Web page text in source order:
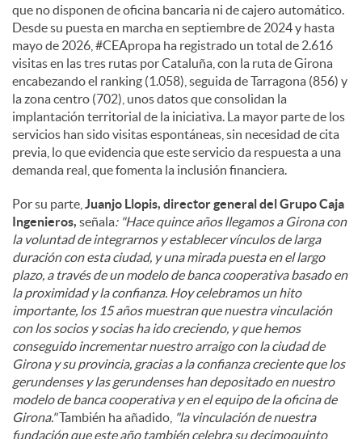
que no disponen de oficina bancaria ni de cajero automático.
Desde su puesta en marcha en septiembre de 2024 y hasta
mayo de 2026, #CEApropa ha registrado un total de 2.616
visitas en las tres rutas por Cataluña, con la ruta de Girona
encabezando el ranking (1.058), seguida de Tarragona (856) y
la zona centro (702), unos datos que consolidan la
implantación territorial de la iniciativa. La mayor parte de los
servicios han sido visitas espontáneas, sin necesidad de cita
previa, lo que evidencia que este servicio da respuesta a una
demanda real, que fomenta la inclusión financiera.
Por su parte, Juanjo Llopis, director general del Grupo Caja
Ingenieros, señala: "Hace quince años llegamos a Girona con
la voluntad de integrarnos y establecer vínculos de larga
duración con esta ciudad, y una mirada puesta en el largo
plazo, a través de un modelo de banca cooperativa basado en
la proximidad y la confianza. Hoy celebramos un hito
importante, los 15 años muestran que nuestra vinculación
con los socios y socias ha ido creciendo, y que hemos
conseguido incrementar nuestro arraigo con la ciudad de
Girona y su provincia, gracias a la confianza creciente que los
gerundenses y las gerundenses han depositado en nuestro
modelo de banca cooperativa y en el equipo de la oficina de
Girona."También ha añadido, "la vinculación de nuestra
fundación que este año también celebra su decimoquinto